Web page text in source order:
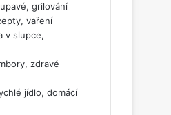
grilování
vaření
v slupce,
zdravé
jídlo, domácí